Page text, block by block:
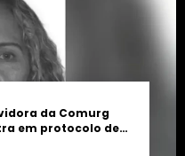
da Comurg
em protocolo de